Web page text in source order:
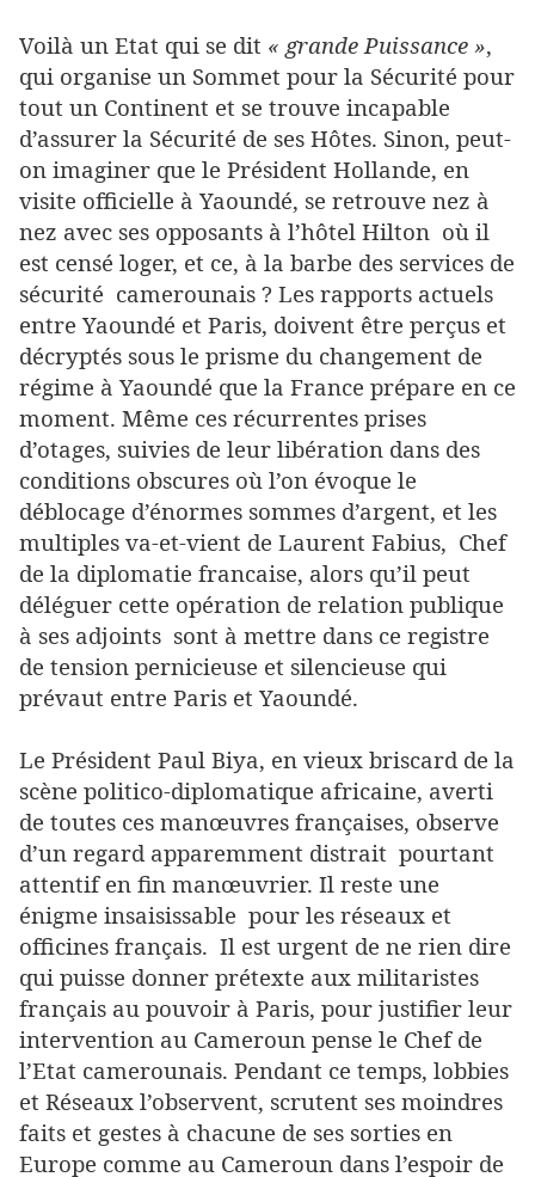
Voilà un Etat qui se dit « grande Puissance »,
qui organise un Sommet pour la Sécurité pour
tout un Continent et se trouve incapable
d’assurer la Sécurité de ses Hôtes. Sinon, peut-
on imaginer que le Président Hollande, en
visite officielle à Yaoundé, se retrouve nez à
nez avec ses opposants à l’hôtel Hilton où il
est censé loger, et ce, à la barbe des services de
sécurité camerounais ? Les rapports actuels
entre Yaoundé et Paris, doivent être perçus et
décryptés sous le prisme du changement de
régime à Yaoundé que la France prépare en ce
moment. Même ces récurrentes prises
d’otages, suivies de leur libération dans des
conditions obscures où l’on évoque le
déblocage d’énormes sommes d’argent, et les
multiples va-et-vient de Laurent Fabius, Chef
de la diplomatie francaise, alors qu’il peut
déléguer cette opération de relation publique
à ses adjoints sont à mettre dans ce registre
de tension pernicieuse et silencieuse qui
prévaut entre Paris et Yaoundé.
Le Président Paul Biya, en vieux briscard de la
scène politico-diplomatique africaine, averti
de toutes ces manœuvres françaises, observe
d’un regard apparemment distrait pourtant
attentif en fin manœuvrier. Il reste une
énigme insaisissable pour les réseaux et
officines français. Il est urgent de ne rien dire
qui puisse donner prétexte aux militaristes
français au pouvoir à Paris, pour justifier leur
intervention au Cameroun pense le Chef de
l’Etat camerounais. Pendant ce temps, lobbies
et Réseaux l’observent, scrutent ses moindres
faits et gestes à chacune de ses sorties en
Europe comme au Cameroun dans l’espoir de